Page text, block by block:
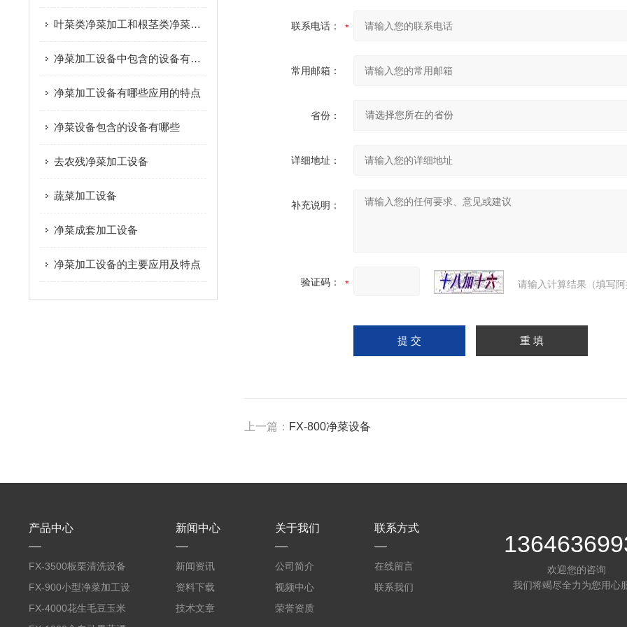
叶菜类净菜加工和根茎类净菜加工这个两种模式的区别是什么？
净菜加工设备中包含的设备有哪些
净菜加工设备有哪些应用的特点
净菜设备包含的设备有哪些
去农残净菜加工设备
蔬菜加工设备
净菜成套加工设备
净菜加工设备的主要应用及特点
联系电话：
常用邮箱：
省份：
详细地址：
补充说明：
验证码： 请输入计算结果（填写
上一篇： FX-800净菜设备
产品中心
FX-3500板栗清洗设备
全自动气泡清洗机
FX-900小型净菜加工设
备野菜清洗机
FX-4000花生毛豆玉米
新闻中心
新闻资讯
资料下载
技术文章
关于我们
公司简介
视频中心
荣誉资质
联系方式
在线留言
联系我们
欢迎您的咨询
我们将竭尽全力为您用心